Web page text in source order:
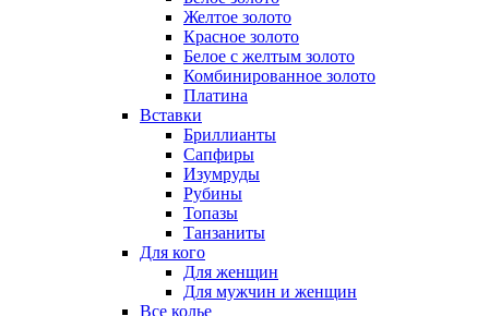
Желтое золото
Красное золото
Белое с желтым золото
Комбинированное золото
Платина
Вставки
Бриллианты
Сапфиры
Изумруды
Рубины
Топазы
Танзаниты
Для кого
Для женщин
Для мужчин и женщин
Все колье